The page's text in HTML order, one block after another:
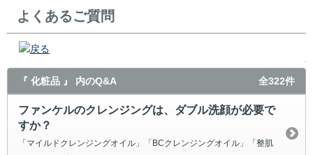
よくあるご質問
戻る
『 化粧品 』 内のQ&A 全322件
ファンケルのクレンジングは、ダブル洗顔が必要で
すか？
「マイルドクレンジングオイル」「BCクレンジングオイル」「整肌